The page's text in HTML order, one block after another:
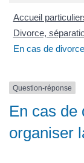
Accueil
Divorce,
En cas de
Question-réponse
En cas de
organiser